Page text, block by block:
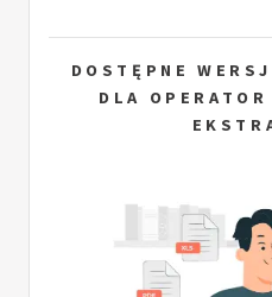
DOSTĘPNE
DLA